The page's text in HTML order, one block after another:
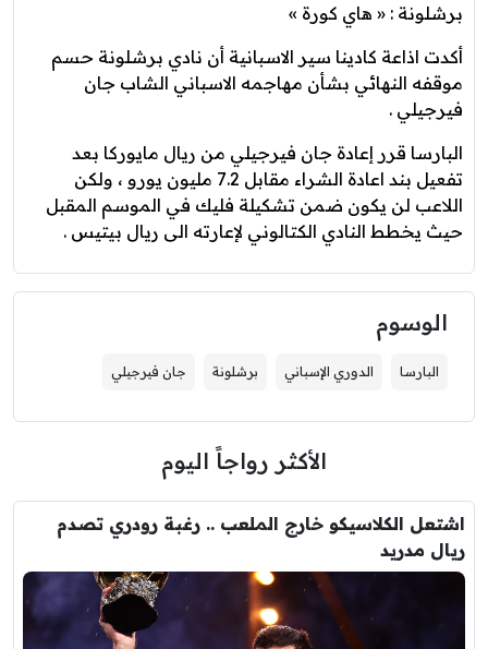
برشلونة : « هاي كورة »
أكدت اذاعة كادينا سير الاسبانية أن نادي برشلونة حسم
موقفه النهائي بشأن مهاجمه الاسباني الشاب جان
فيرجيلي .
البارسا قرر إعادة جان فيرجيلي من ريال مايوركا بعد
تفعيل بند اعادة الشراء مقابل 7.2 مليون يورو ، ولكن
اللاعب لن يكون ضمن تشكيلة فليك في الموسم المقبل
حيث يخطط النادي الكتالوني لإعارته الى ريال بيتيس .
الوسوم
البارسا الدوري الإسباني برشلونة جان فيرجيلي
الأكثر رواجاً اليوم
اشتعل الكلاسيكو خارج الملعب .. رغبة رودري تصدم
ريال مدريد